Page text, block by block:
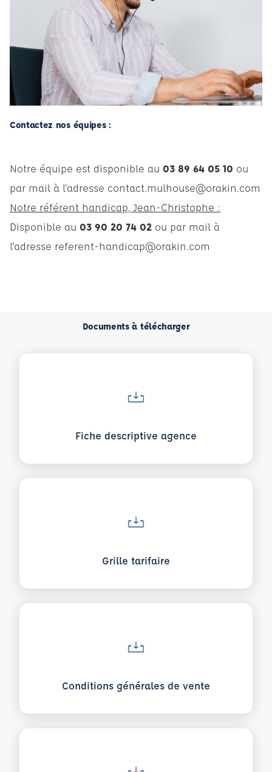
Contactez nos équipes :
Notre équipe est disponible au 03 89 64 05 10 ou
par mail à l'adresse contact.mulhouse@orakin.com
Notre référent handicap, Jean-Christophe :
Disponible au 03 90 20 74 02 ou par mail à
l'adresse referent-handicap@orakin.com
Documents à télécharger
Fiche descriptive agence
Grille tarifaire
Conditions générales de vente